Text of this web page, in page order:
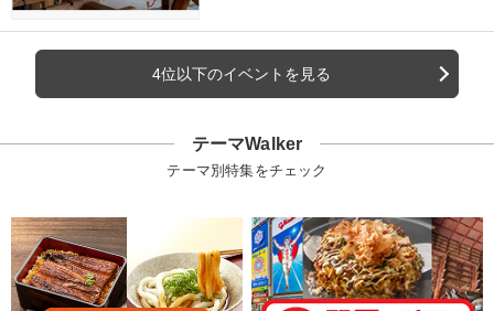
4位以下のイベントを見る
テーマWalker
テーマ別特集をチェック